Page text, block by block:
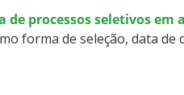
de processos seletivos em
forma de seleção, data de